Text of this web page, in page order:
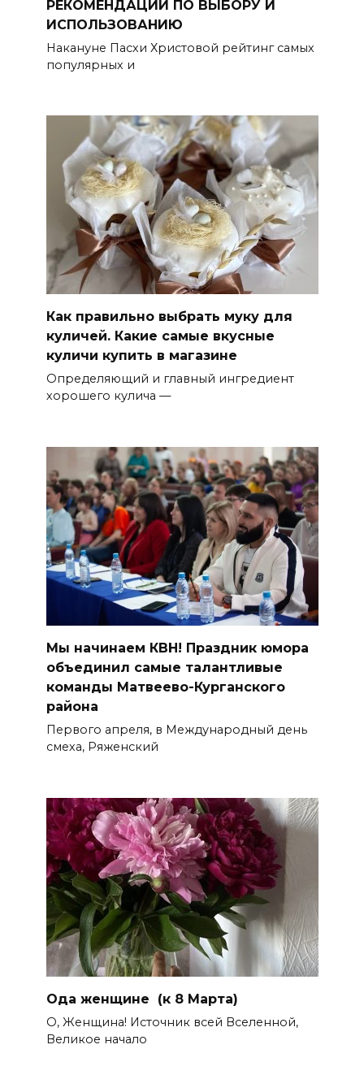
РЕКОМЕНДАЦИИ ПО ВЫБОРУ И
ИСПОЛЬЗОВАНИЮ
Накануне Пасхи Христовой рейтинг самых
популярных и
Как правильно выбрать муку для
куличей. Какие самые вкусные
куличи купить в магазине
Определяющий и главный ингредиент
хорошего кулича —
Мы начинаем КВН! Праздник юмора
объединил самые талантливые
команды Матвеево-Курганского
района
Первого апреля, в Международный день
смеха, Ряженский
Ода женщине (к 8 Марта)
О, Женщина! Источник всей Вселенной,
Великое начало